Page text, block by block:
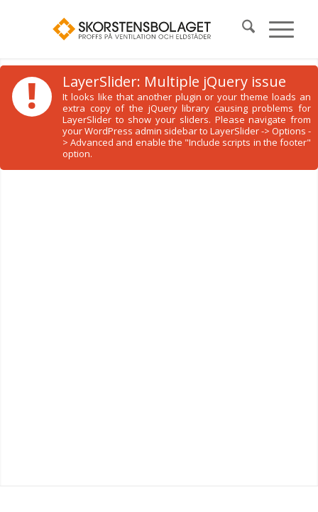
! LayerSlider: Multiple jQuery issue
It looks like that another plugin or your theme loads an
extra copy of the jQuery library causing problems for
LayerSlider to show your sliders. Please navigate from
your WordPress admin sidebar to LayerSlider -> Options -
> Advanced and enable the "Include scripts in the footer"
option.